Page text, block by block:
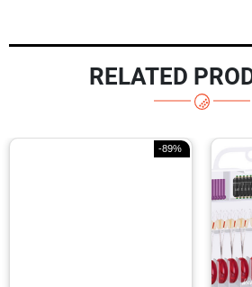
RELATED
-89%